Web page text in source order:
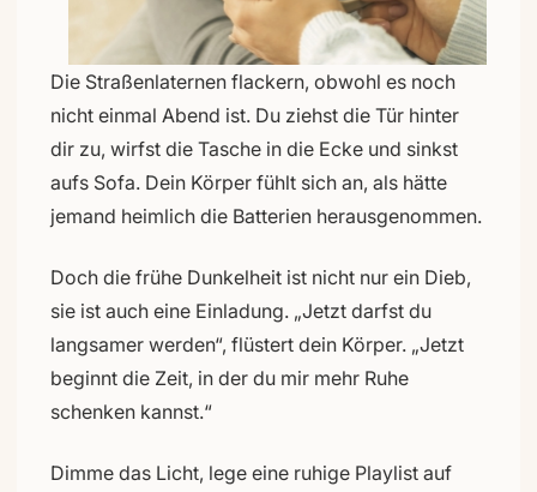
Die Straßenlaternen flackern, obwohl es noch
nicht einmal Abend ist. Du ziehst die Tür hinter
dir zu, wirfst die Tasche in die Ecke und sinkst
aufs Sofa. Dein Körper fühlt sich an, als hätte
jemand heimlich die Batterien herausgenommen.
Doch die frühe Dunkelheit ist nicht nur ein Dieb,
sie ist auch eine Einladung. „Jetzt darfst du
langsamer werden“, flüstert dein Körper. „Jetzt
beginnt die Zeit, in der du mir mehr Ruhe
schenken kannst.“
Dimme das Licht, lege eine ruhige Playlist auf